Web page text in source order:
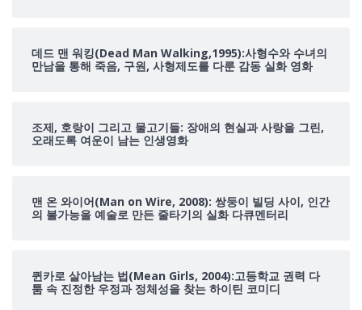
데드 맨 워킹(Dead Man Walking,1995):사형수와 수녀의
만남을 통해 죽음, 구원, 사형제도를 다룬 감동 실화 영화
조제, 호랑이 그리고 물고기들: 장애의 현실과 사랑을 그린,
오래도록 여운이 남는 인생영화
맨 온 와이어(Man on Wire, 2008): 쌍둥이 빌딩 사이, 인간
의 불가능을 예술로 만든 줄타기의 실화 다큐멘터리
퀸카로 살아남는 법(Mean Girls, 2004):고등학교 권력 다
툼 속 진정한 우정과 정체성을 찾는 하이틴 코미디